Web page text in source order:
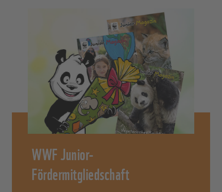
WWF Junior-
Fördermitgliedschaft